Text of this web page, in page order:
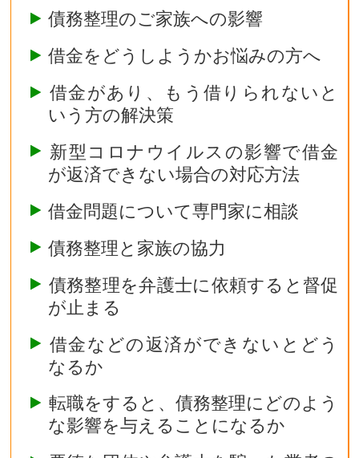
債務整理のご家族への影響
借金をどうしようかお悩みの方へ
借金があり、もう借りられないと
いう方の解決策
新型コロナウイルスの影響で借金
が返済できない場合の対応方法
借金問題について専門家に相談
債務整理と家族の協力
債務整理を弁護士に依頼すると督促
が止まる
借金などの返済ができないとどう
なるか
転職をすると、債務整理にどのよう
な影響を与えることになるか